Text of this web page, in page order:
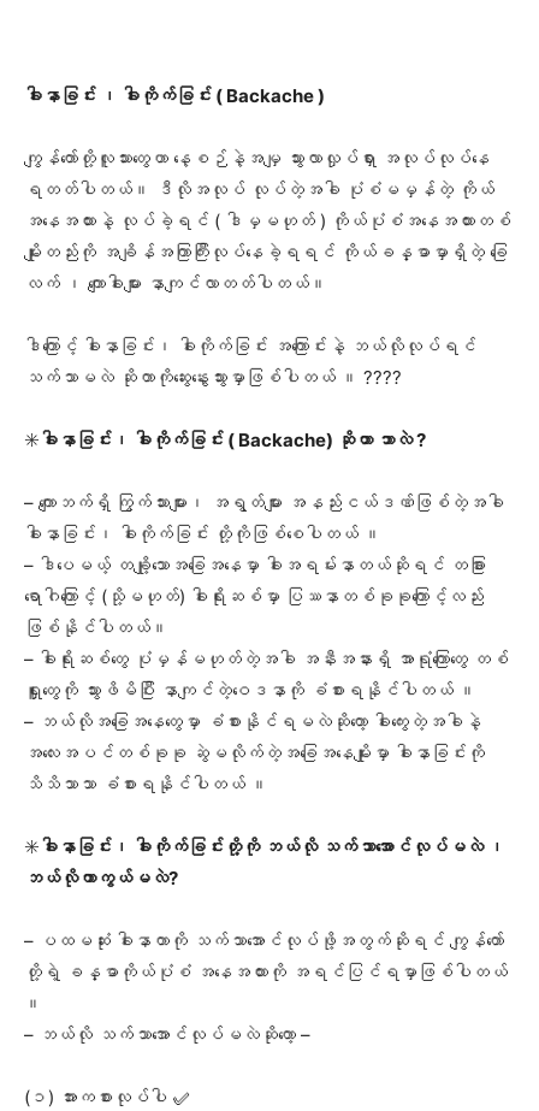
ခါးနာခြင်း ၊ ခါးကိုက်ခြင်း ( Backache )
ကျွန်တော်တို့လူသားတွေဟာ နေ့စဉ်နဲ့အမျှ သွားလာလှုပ်ရှား အလုပ်လုပ်နေ
ရတတ်ပါတယ်။ ဒီလိုအလုပ် လုပ်တဲ့အခါ ပုံစံမမှန်တဲ့ ကိုယ်
အနေအထားနဲ့ လုပ်ခဲ့ရင် ( ဒါမှမဟုတ် ) ကိုယ်ပုံစံအနေအထားတစ်
မျိုးတည်းကို အချိန်အကြာကြီးလုပ်နေခဲ့ရရင် ကိုယ်ခန္ဓာမှာရှိတဲ့ ခြေ
လက် ၊ ကျောခါးများ နာကျင်လာတတ်ပါတယ်။
ဒါကြောင့် ခါးနာခြင်း၊ ခါးကိုက်ခြင်း အကြောင်းနဲ့ ဘယ်လိုလုပ်ရင်
သက်သာမလဲ ဆိုတာကိုဆွေးနွေးသွားမှာဖြစ်ပါတယ် ။ ????
✳️ခါးနာခြင်း၊ ခါးကိုက်ခြင်း ( Backache) ဆိုတာ ဘာလဲ ?
– ကျောဘက်ရှိ ကြွက်သားများ၊ အရွတ်များ အနည်းငယ်ဒဏ်ဖြစ်တဲ့အခါ
ခါးနာခြင်း၊ ခါးကိုက်ခြင်း တို့ကိုဖြစ်စေပါတယ် ။
– ဒါပေမယ့် တချို့သောအခြေအနေမှာ ခါးအရမ်းနာတယ်ဆိုရင် တခြား
ရောဂါကြောင့် (သို့မဟုတ်) ခါးရိုးဆစ်မှာ ပြဿနာတစ်ခုခုကြောင့်လည်း
ဖြစ်​နိုင်ပါတယ်။
– ခါးရိုးဆစ်တွေ ပုံမှန်မဟုတ်တဲ့အခါ အနီးအနားရှိ အာရုံကြောတွေ တစ်
ရှူးတွေကို သွားဖိမိပြီး နာကျင်တဲ့ဝေဒနာကို ခံစားရနိုင်ပါတယ် ။
– ဘယ်လိုအခြေအနေတွေမှာ ခံစားနိုင်ရမလဲဆိုတော့ ခါးကွေးတဲ့အခါနဲ့
အလေးအပင်တစ်ခုခု ဆွဲမလိုက်တဲ့အခြေအနေမျိုးမှာ ခါးနာခြင်းကို
သိသိသာသာ ခံစားရနိုင်ပါတယ် ။
✳️ခါးနာခြင်း၊ ခါးကိုက်ခြင်းတို့ကို ဘယ်လို သက်သာအောင်လုပ်မလဲ ၊
ဘယ်လိုကာကွယ်မလဲ?
– ပထမဆုံး ခါးနာတာကို သက်သာအောင်လုပ်ဖို့အတွက်ဆိုရင် ကျွန်တော်
တို့ရဲ့ ခန္ဓာကိုယ်ပုံစံ အနေအထားကို အရင်ပြင်ရမှာဖြစ်ပါတယ်
။
– ဘယ်လို သက်သာအောင်လုပ်မလဲဆိုတော့ –
(၁) အားကစားလုပ်ပါ ✅